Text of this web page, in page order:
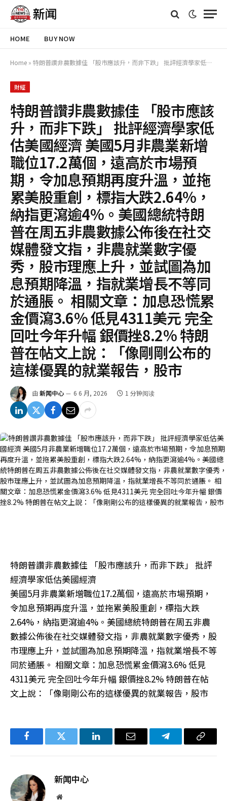
HOME BUY NOW
Home » 特朗普讚非農數據佳 「股市應該升，而非下跌」 批評經濟學家低估美國經濟 美國5月非農業新增職位17.2萬個，遠高於市場預期，令加息預期再度升溫，並拖累美股重創，標指大跌2.64%，納指更瀉逾4%。美國總統特朗普在周五非農數據公佈後在社交媒體發文指，非農就業數字優秀，股市理應上升，並試圖為加息預期降溫，指就業增長不等同於通脹。 相關文章：加息恐慌累金價瀉3.6% 低見4311美元 完全回吐今年升幅 銀價挫8.2% 特朗普在帖文上說：「像剛剛公布的這樣優異的就業報告，股市
財經
特朗普讚非農數據佳 「股市應該
升，而非下跌」 批評經濟學家低
估美國經濟 美國5月非農業新增
職位17.2萬個，遠高於市場預
期，令加息預期再度升溫，並拖
累美股重創，標指大跌2.64%，
納指更瀉逾4%。美國總統特朗
普在周五非農數據公佈後在社交
媒體發文指，非農就業數字優
秀，股市理應上升，並試圖為加
息預期降溫，指就業增長不等同
於通脹。 相關文章：加息恐慌累
金價瀉3.6% 低見4311美元 完全
回吐今年升幅 銀價挫8.2% 特朗
普在帖文上說：「像剛剛公布的
這樣優異的就業報告，股市
由 新闻中心 6 6 月, 2026 1 分钟阅读
特朗普讚非農數據佳 「股市應該升，而非下跌」 批評
經濟學家低估美國經濟
美國5月非農業新增職位17.2萬個，遠高於市場預期，
令加息預期再度升溫，並拖累美股重創，標指大跌
2.64%，納指更瀉逾4%。美國總統特朗普在周五非農
數據公佈後在社交媒體發文指，非農就業數字優秀，股
市理應上升，並試圖為加息預期降溫，指就業增長不等
同於通脹。 相關文章：加息恐慌累金價瀉3.6% 低見
4311美元 完全回吐今年升幅 銀價挫8.2% 特朗普在帖
文上說：「像剛剛公布的這樣優異的就業報告，股市
FacebookTwitter LinkedIn电
Telegram复
新闻中心
网